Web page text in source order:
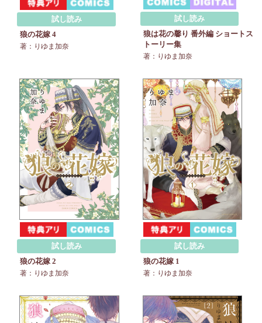
試し読み
狼の花嫁 4
著：りゆま加奈
試し読み
狼は花の馨り 番外編 ショートス
トーリー集
著：りゆま加奈
試し読み
狼の花嫁 2
著：りゆま加奈
試し読み
狼の花嫁 1
著：りゆま加奈